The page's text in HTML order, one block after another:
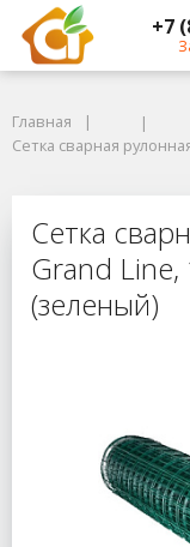
+7
Сетка сварная
Сетка
Главная
Сетка сварная
Сетка
Grand Line,
(зеленый)